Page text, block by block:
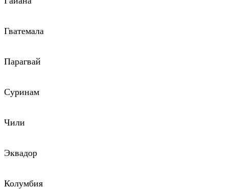
Гватемала
Парагвай
Суринам
Чили
Эквадор
Колумбия